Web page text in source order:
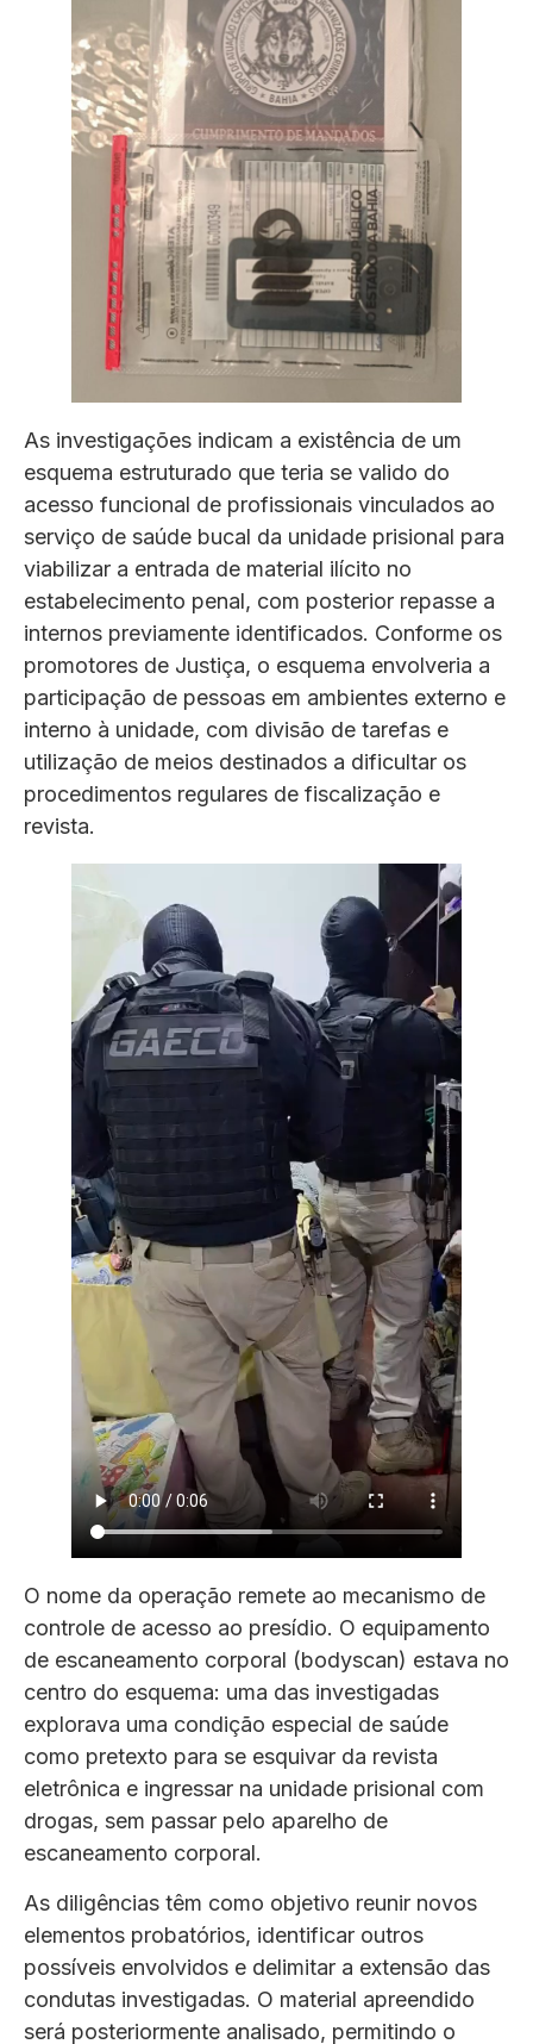
As investigações indicam a existência de um
esquema estruturado que teria se valido do
acesso funcional de profissionais vinculados ao
serviço de saúde bucal da unidade prisional para
viabilizar a entrada de material ilícito no
estabelecimento penal, com posterior repasse a
internos previamente identificados. Conforme os
promotores de Justiça, o esquema envolveria a
participação de pessoas em ambientes externo e
interno à unidade, com divisão de tarefas e
utilização de meios destinados a dificultar os
procedimentos regulares de fiscalização e
revista.
O nome da operação remete ao mecanismo de
controle de acesso ao presídio. O equipamento
de escaneamento corporal (bodyscan) estava no
centro do esquema: uma das investigadas
explorava uma condição especial de saúde
como pretexto para se esquivar da revista
eletrônica e ingressar na unidade prisional com
drogas, sem passar pelo aparelho de
escaneamento corporal.
As diligências têm como objetivo reunir novos
elementos probatórios, identificar outros
possíveis envolvidos e delimitar a extensão das
condutas investigadas. O material apreendido
será posteriormente analisado, permitindo o